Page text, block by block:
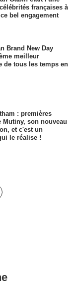
françaises à
bel engagement
Brand New Day
meilleur
de tous les temps en
: premières
Mutiny, son nouveau
et c'est un
le réalise !